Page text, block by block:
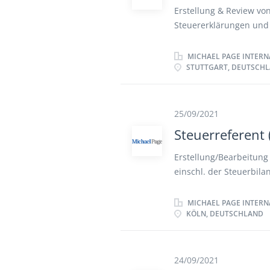
Erstellung & Review
Steuererklärungen
Kapitalanlagen
Außensteuergesetz
Umstrukturierungen
MICHAEL PAGE
STUTTGART,
25/09/2021
Steuerreferent
Erstellung/
einschl. der
komplexen
Betriebsprüfungen
Compliance
MICHAEL PAGE
KÖLN, DEUTSCHLAND
24/09/2021